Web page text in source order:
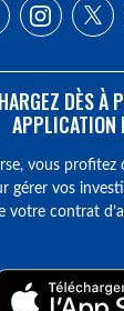
DÈS À
APPLICATION
vous profitez
gérer vos
votre contrat